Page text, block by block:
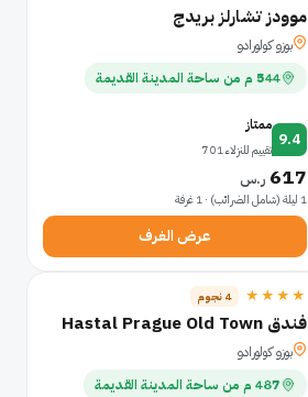
موودز تشارلز بريدج
بوزو كولورادو
544 م من ساحة المدينة القديمة
9.4
ممتاز
تقييم للنزلاء 701
617 ر.س
1 ليلة (شامل الضرائب) · 1 غرفة
عرض الغرف
★★★★ 4 نجوم
فندق Hastal Prague Old Town
بوزو كولورادو
487 م من ساحة المدينة القديمة